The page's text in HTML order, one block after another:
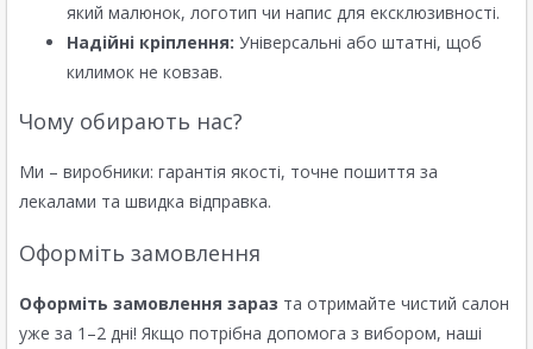
який малюнок, логотип чи напис для ексклюзивності.
Надійні кріплення: Універсальні або штатні, щоб
килимок не ковзав.
Чому обирають нас?
Ми – виробники: гарантія якості, точне пошиття за
лекалами та швидка відправка.
Оформіть замовлення
Оформіть замовлення зараз та отримайте чистий салон
уже за 1–2 дні! Якщо потрібна допомога з вибором, наші